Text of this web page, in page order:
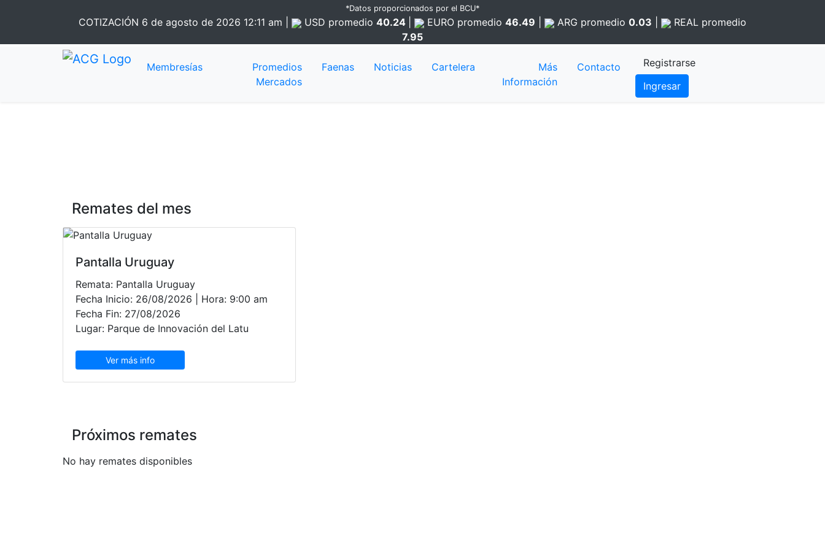
*Datos proporcionados por el BCU*
COTIZACIÓN 6 de agosto de 2026 12:11 am USD promedio 40.24 EURO promedio 46.49 ARG promedio 0.03 REAL promedio
7.95
Membresías
Promedios
Mercados
Faenas Noticias Cartelera
Más
Información
Contacto
Registrarse
Ingresar
Remates del mes
Pantalla Uruguay
Remata: Pantalla Uruguay
Fecha Inicio: 26/08/2026 | Hora: 9:00 am
Fecha Fin: 27/08/2026
Lugar: Parque de Innovación del Latu
Ver más info
Próximos remates
No hay remates disponibles